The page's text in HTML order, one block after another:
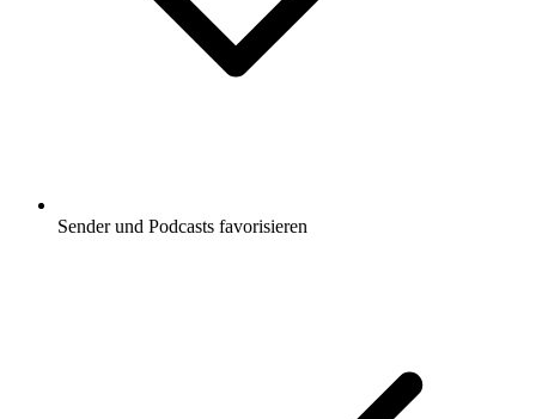
Sender und Podcasts favorisieren